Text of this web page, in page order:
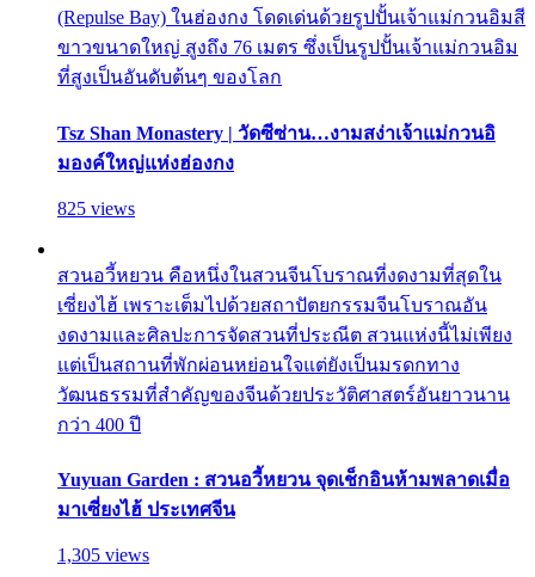
(Repulse Bay) ในฮ่องกง โดดเด่นด้วยรูปปั้นเจ้าแม่กวนอิมสี
ขาวขนาดใหญ่ สูงถึง 76 เมตร ซึ่งเป็นรูปปั้นเจ้าแม่กวนอิม
ที่สูงเป็นอันดับต้นๆ ของโลก
Tsz Shan Monastery | วัดซีซ่าน…งามสง่าเจ้าแม่กวนอิ
มองค์ใหญ่แห่งฮ่องกง
825 views
สวนอวี้หยวน คือหนึ่งในสวนจีนโบราณที่งดงามที่สุดใน
เซี่ยงไฮ้ เพราะเต็มไปด้วยสถาปัตยกรรมจีนโบราณอัน
งดงามและศิลปะการจัดสวนที่ประณีต สวนแห่งนี้ไม่เพียง
แต่เป็นสถานที่พักผ่อนหย่อนใจแต่ยังเป็นมรดกทาง
วัฒนธรรมที่สำคัญของจีนด้วยประวัติศาสตร์อันยาวนาน
กว่า 400 ปี
Yuyuan Garden : สวนอวี้หยวน จุดเช็กอินห้ามพลาดเมื่อ
มาเซี่ยงไฮ้ ประเทศจีน
1,305 views